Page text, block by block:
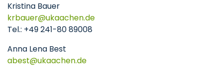
Kristina Bauer
krbauer
ukaachende
Tel.: +49 241-80 89008
Anna Lena Best
abest
ukaachende